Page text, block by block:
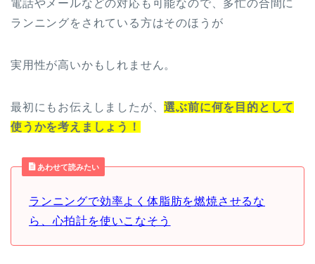
電話やメールなどの対応も可能なので、多忙の合間に
ランニングをされている方はそのほうが
実用性が高いかもしれません。
最初にもお伝えしましたが、選ぶ前に何を目的として
使うかを考えましょう！
あわせて読みたい
ランニングで効率よく体脂肪を燃焼させるな
ら、心拍計を使いこなそう